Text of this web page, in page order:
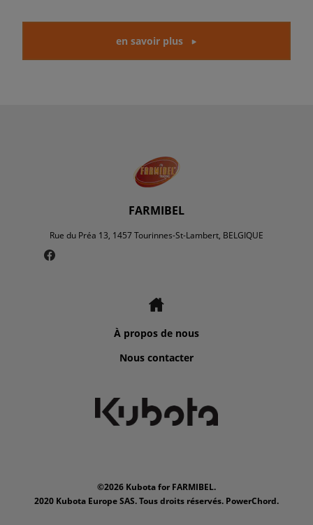
en savoir plus
FARMIBEL
Rue du Préa 13, 1457 Tourinnes-St-Lambert, BELGIQUE
À propos de nous
Nous contacter
©2026 Kubota for FARMIBEL.
2020 Kubota Europe SAS. Tous droits réservés. PowerChord.